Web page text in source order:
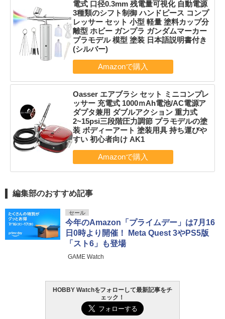
電式 口径0.3mm 残電量可視化 自動電源
3種類のシフト制御 ハンドピース コンプ
レッサー セット 小型 軽量 塗料カップ分
離型 ホビー ガンプラ ガンダムマーカー
プラモデル 模型 塗装 日本語説明書付き
(シルバー)
Oasser エアブラシ セット ミニコンプレ
ッサー 充電式 1000ｍAh電池/AC電源ア
ダプタ兼用 ダブルアクション 重力式
2~15psi三段階圧力調節 プラモデルの塗
装 ボディーアート 塗装用具 持ち運びや
すい 初心者向け AK1
編集部のおすすめ記事
セール
今年のAmazon「プライムデー」は7月16
日0時より開催！ Meta Quest 3やPS5版
「スト6」も登場
GAME Watch
HOBBY Watchをフォローして最新記事をチ
ェック！